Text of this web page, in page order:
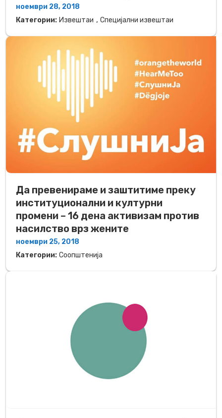
ноември 28, 2018
Категории: Извештаи , Специјални извештаи
Да превенираме и заштитиме преку
институционални и културни
промени – 16 дена активизам против
насилство врз жените
ноември 25, 2018
Категории: Соопштенија